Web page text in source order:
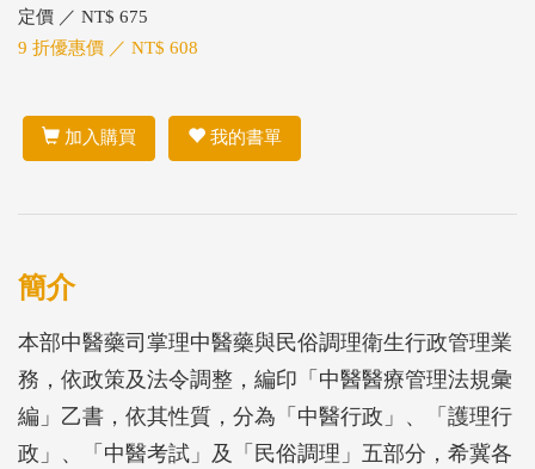
定價 ／ NT$ 675
9 折優惠價 ／ NT$ 608
加入購買 我的書單
簡介
本部中醫藥司掌理中醫藥與民俗調理衛生行政管理業
務，依政策及法令調整，編印「中醫醫療管理法規彙
編」乙書，依其性質，分為「中醫行政」、「護理行
政」、「中醫考試」及「民俗調理」五部分，希冀各